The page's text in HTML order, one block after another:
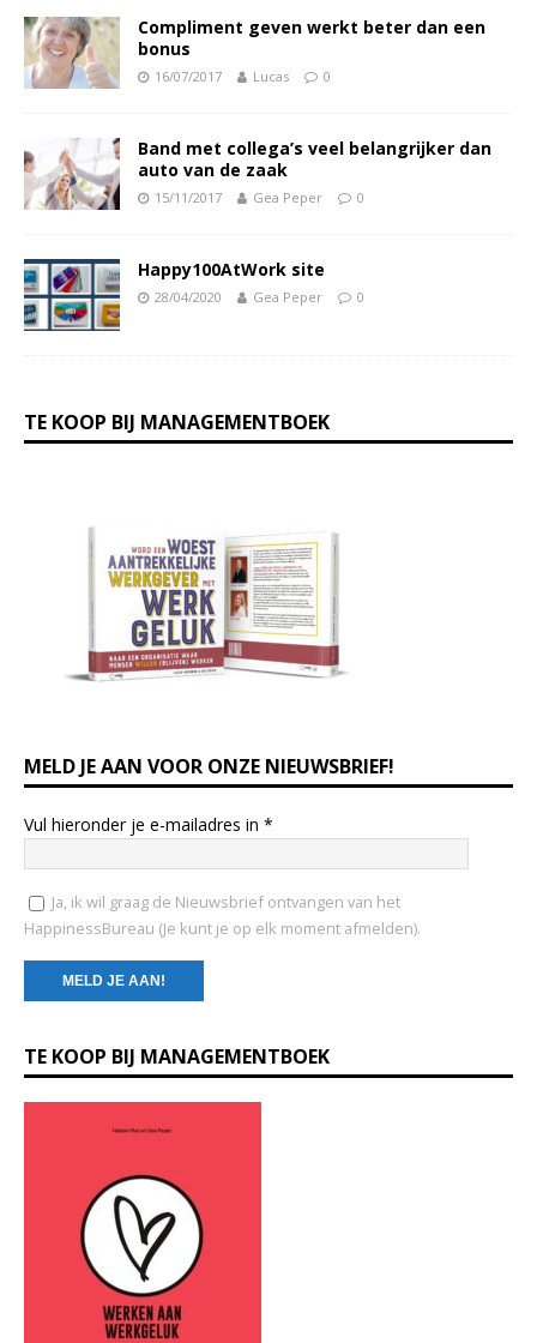
Compliment geven werkt beter dan een
bonus
16/07/2017 Lucas 0
Band met collega’s veel belangrijker dan
auto van de zaak
15/11/2017 Gea Peper 0
Happy100AtWork site
28/04/2020 Gea Peper 0
TE KOOP BIJ MANAGEMENTBOEK
MELD JE AAN VOOR ONZE NIEUWSBRIEF!
Vul hieronder je e-mailadres in *
Ja, ik wil graag de Nieuwsbrief ontvangen van het
HappinessBureau (Je kunt je op elk moment afmelden).
o
n
TE KOOP BIJ MANAGEMENTBOEK